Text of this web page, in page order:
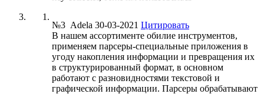
№3 Adela 30-03-2021 Цитировать
В нашем ассортименте обилие инструментов,
применяем парсеры-специальные приложения в
угоду накопления информации и превращения их
в структурированный формат, в основном
работают с разновидностями текстовой и
графической информации. Парсеры обрабатывают